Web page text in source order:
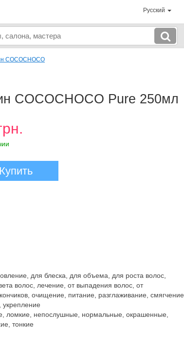
Русский
COCOCHOCO
COCOCHOCO Pure 250мл
для блеска, для объема, для роста волос,
волос, лечение, от выпадения волос, от
очищение, питание, разглаживание, смягчение,
укрепление
ломкие, непослушные, нормальные, окрашенные,
тонкие